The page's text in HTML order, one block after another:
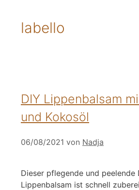
labello
DIY Lippenbalsam
und Kokosöl
06/08/2021 von Nadja
Dieser pflegende und peelende
Lippenbalsam ist schnell